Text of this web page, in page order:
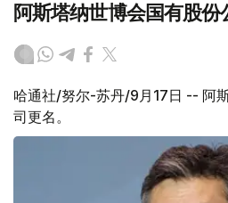
阿斯塔纳世博会国有股份
哈通社/努尔-苏丹/9月17日 -- 阿
司更名。